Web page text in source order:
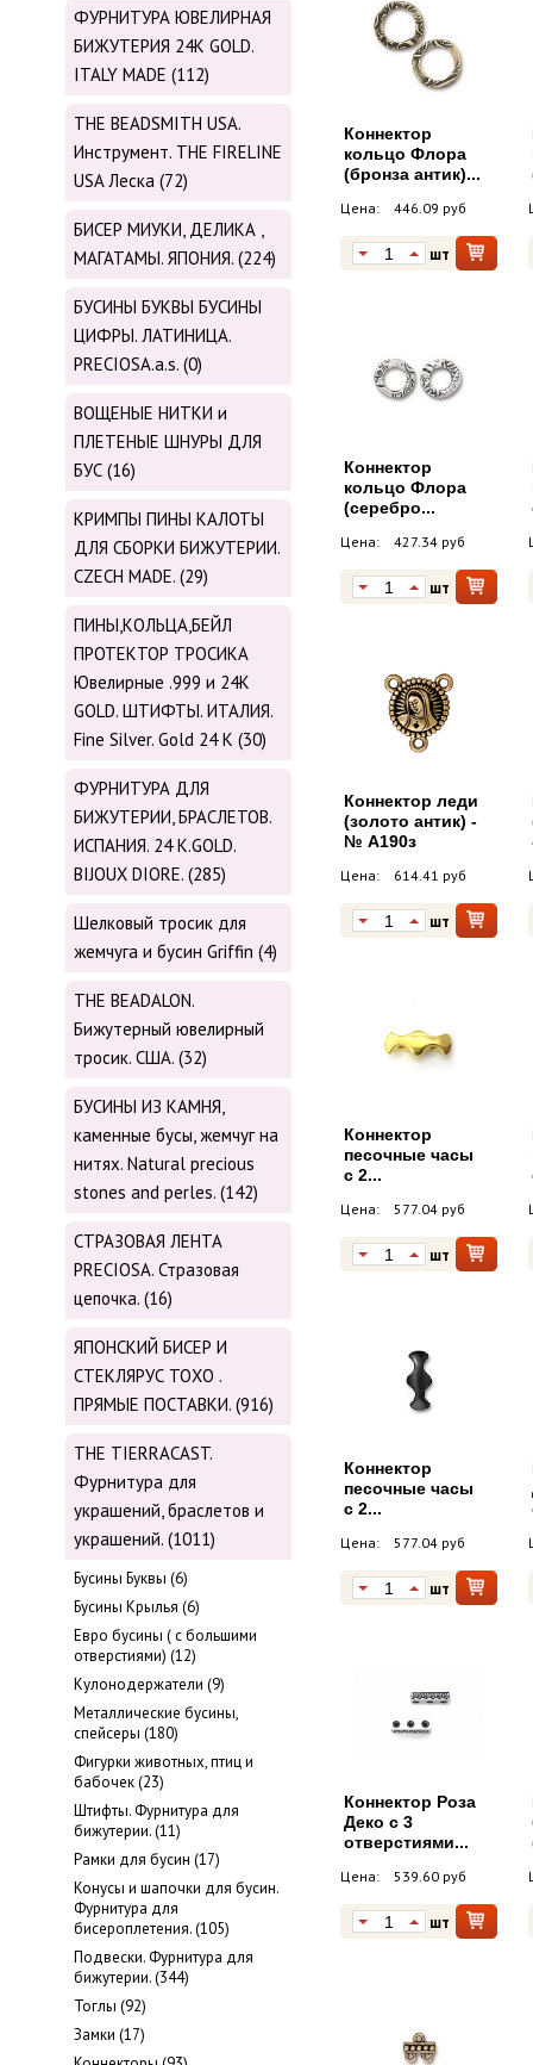
ФУРНИТУРА ЮВЕЛИРНАЯ
БИЖУТЕРИЯ 24К GOLD.
ITALY MADE (112)
THE BEADSMITH USA.
Инструмент. THE FIRELINE
USA Леска (72)
БИСЕР МИУКИ, ДЕЛИКА ,
МАГАТАМЫ. ЯПОНИЯ. (224)
БУСИНЫ БУКВЫ БУСИНЫ
ЦИФРЫ. ЛАТИНИЦА.
PRECIOSA.a.s. (0)
ВОЩЕНЫЕ НИТКИ и
ПЛЕТЕНЫЕ ШНУРЫ ДЛЯ
БУС (16)
КРИМПЫ ПИНЫ КАЛОТЫ
ДЛЯ СБОРКИ БИЖУТЕРИИ.
CZECH MADE. (29)
ПИНЫ,КОЛЬЦА,БЕЙЛ
ПРОТЕКТОР ТРОСИКА
Ювелирные .999 и 24К
GOLD. ШТИФТЫ. ИТАЛИЯ.
Fine Silver. Gold 24 K (30)
ФУРНИТУРА ДЛЯ
БИЖУТЕРИИ, БРАСЛЕТОВ.
ИСПАНИЯ. 24 K.GOLD.
BIJOUX DIORE. (285)
Шелковый тросик для
жемчуга и бусин Griffin (4)
THE BEADALON.
Бижутерный ювелирный
тросик. США. (32)
БУСИНЫ ИЗ КАМНЯ,
каменные бусы, жемчуг на
нитях. Natural precious
stones and perles. (142)
СТРАЗОВАЯ ЛЕНТА
PRECIOSA. Стразовая
цепочка. (16)
ЯПОНСКИЙ БИСЕР И
СТЕКЛЯРУС TOХО .
ПРЯМЫЕ ПОСТАВКИ. (916)
THE TIERRACAST.
Фурнитура для
украшений, браслетов и
украшений. (1011)
Бусины Буквы (6)
Бусины Крылья (6)
Евро бусины ( с большими
отверстиями) (12)
Кулонодержатели (9)
Металлические бусины,
cпейсеры (180)
Фигурки животных, птиц и
бабочек (23)
Штифты. Фурнитура для
бижутерии. (11)
Рамки для бусин (17)
Конусы и шапочки для бусин.
Фурнитура для
бисероплетения. (105)
Подвески. Фурнитура для
бижутерии. (344)
Тоглы (92)
Замки (17)
Коннектор
кольцо Флора
(бронза антик)...
Цена: 446.09 руб
шт
Коннектор
кольцо Флора
(серебро...
Цена: 427.34 руб
шт
Коннектор леди
(золото антик) -
№ А190з
Цена: 614.41 руб
шт
Коннектор
песочные часы
с 2...
Цена: 577.04 руб
шт
Коннектор
песочные часы
с 2...
Цена: 577.04 руб
шт
Коннектор Роза
Деко с 3
отверстиями...
Цена: 539.60 руб
шт